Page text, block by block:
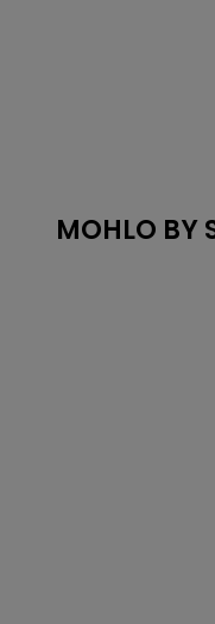
MOHLO BY